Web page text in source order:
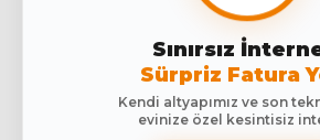
Sınırsız
Sürpriz Fatura
Kendi altyapımız ve son
evinize özel kesintisiz